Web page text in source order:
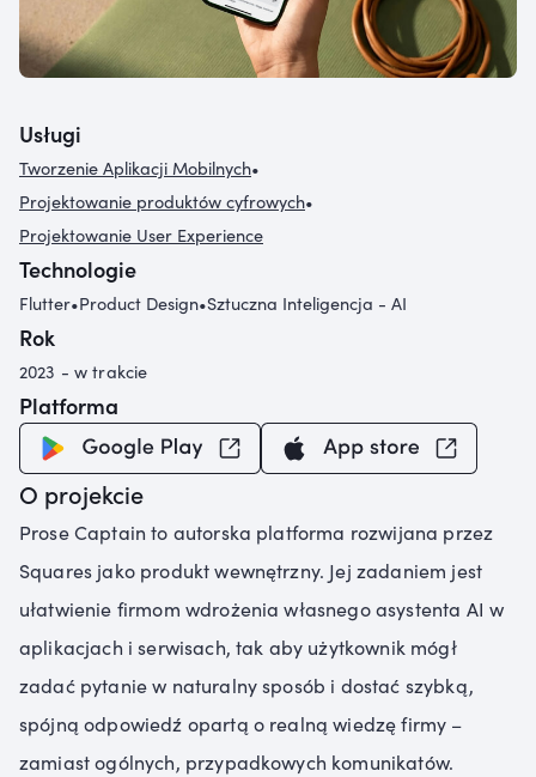
Usługi
Tworzenie Aplikacji Mobilnych•
Projektowanie produktów cyfrowych•
Projektowanie User Experience
Technologie
Flutter•Product Design•Sztuczna Inteligencja - AI
Rok
2023 - w trakcie
Platforma
O projekcie
Prose Captain to autorska platforma rozwijana przez
Squares jako produkt wewnętrzny. Jej zadaniem jest
ułatwienie firmom wdrożenia własnego asystenta AI w
aplikacjach i serwisach, tak aby użytkownik mógł
zadać pytanie w naturalny sposób i dostać szybką,
spójną odpowiedź opartą o realną wiedzę firmy –
zamiast ogólnych, przypadkowych komunikatów.